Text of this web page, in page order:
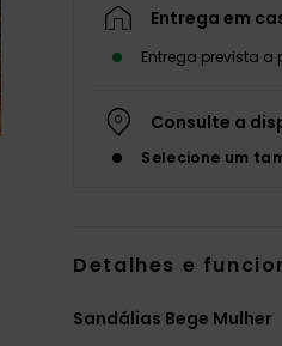
Entrega em
Entrega prevista a
Consulte a
Selecione um
Detalhes e
Sandálias Bege Mulher